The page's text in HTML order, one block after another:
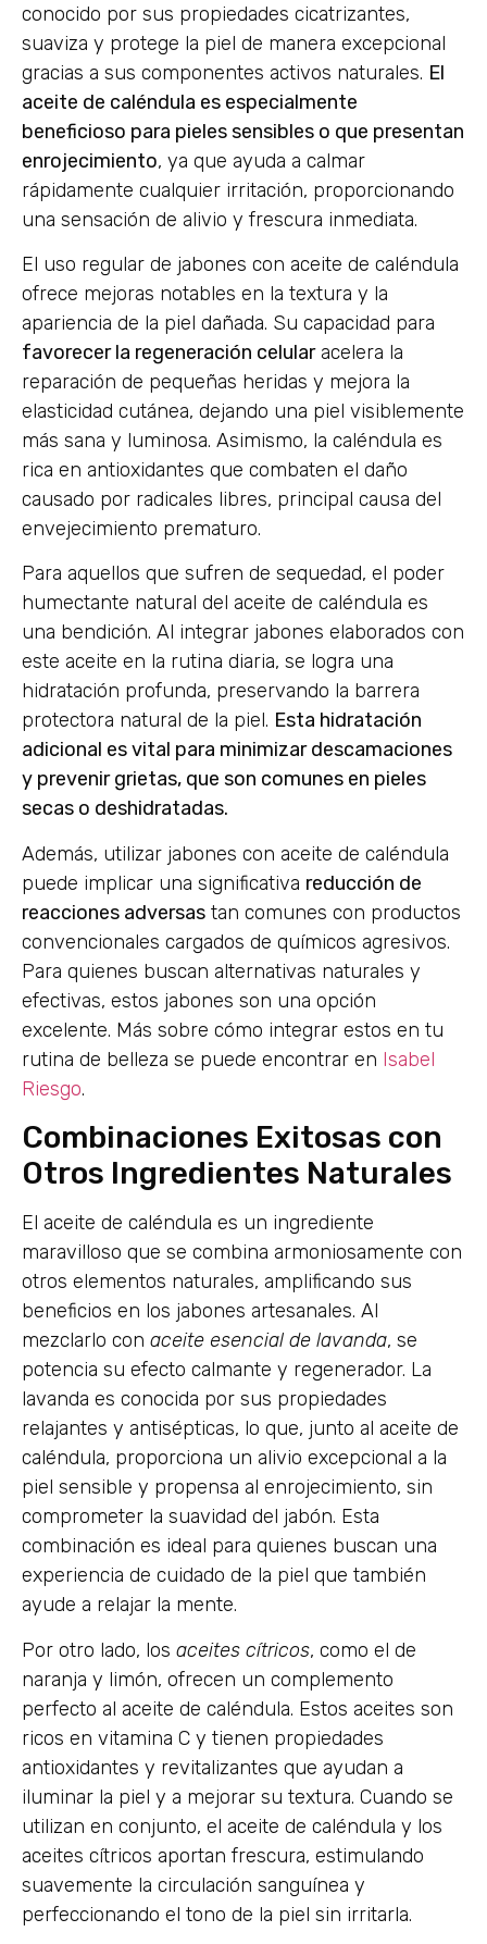
conocido por sus propiedades cicatrizantes,
suaviza y protege la piel de manera excepcional
gracias a sus componentes activos naturales. El
aceite de caléndula es especialmente
beneficioso para pieles sensibles o que presentan
enrojecimiento, ya que ayuda a calmar
rápidamente cualquier irritación, proporcionando
una sensación de alivio y frescura inmediata.
El uso regular de jabones con aceite de caléndula
ofrece mejoras notables en la textura y la
apariencia de la piel dañada. Su capacidad para
favorecer la regeneración celularacelera la
reparación de pequeñas heridas y mejora la
elasticidad cutánea, dejando una piel visiblemente
más sana y luminosa. Asimismo, la caléndula es
rica en antioxidantes que combaten el daño
causado por radicales libres, principal causa del
envejecimiento prematuro.
Para aquellos que sufren de sequedad, el poder
humectante natural del aceite de caléndula es
una bendición. Al integrar jabones elaborados con
este aceite en la rutina diaria, se logra una
hidratación profunda, preservando la barrera
protectora natural de la piel. Esta hidratación
adicional es vital para minimizar descamaciones
y prevenir grietas, que son comunes en pieles
secas o deshidratadas.
Además, utilizar jabones con aceite de caléndula
puede implicar una significativa reducción de
reacciones adversas tan comunes con productos
convencionales cargados de químicos agresivos.
Para quienes buscan alternativas naturales y
efectivas, estos jabones son una opción
excelente. Más sobre cómo integrar estos en tu
rutina de belleza se puede encontrar en Isabel
Riesgo.
Combinaciones Exitosas con
Otros Ingredientes Naturales
El aceite de caléndula es un ingrediente
maravilloso que se combina armoniosamente con
otros elementos naturales, amplificando sus
beneficios en los jabones artesanales. Al
mezclarlo con aceite esencial de lavanda, se
potencia su efecto calmante y regenerador. La
lavanda es conocida por sus propiedades
relajantes y antisépticas, lo que, junto al aceite de
caléndula, proporciona un alivio excepcional a la
piel sensible y propensa al enrojecimiento, sin
comprometer la suavidad del jabón. Esta
combinación es ideal para quienes buscan una
experiencia de cuidado de la piel que también
ayude a relajar la mente.
Por otro lado, los aceites cítricos, como el de
naranja y limón, ofrecen un complemento
perfecto al aceite de caléndula. Estos aceites son
ricos en vitamina C y tienen propiedades
antioxidantes y revitalizantes que ayudan a
iluminar la piel y a mejorar su textura. Cuando se
utilizan en conjunto, el aceite de caléndula y los
aceites cítricos aportan frescura, estimulando
suavemente la circulación sanguínea y
perfeccionando el tono de la piel sin irritarla.